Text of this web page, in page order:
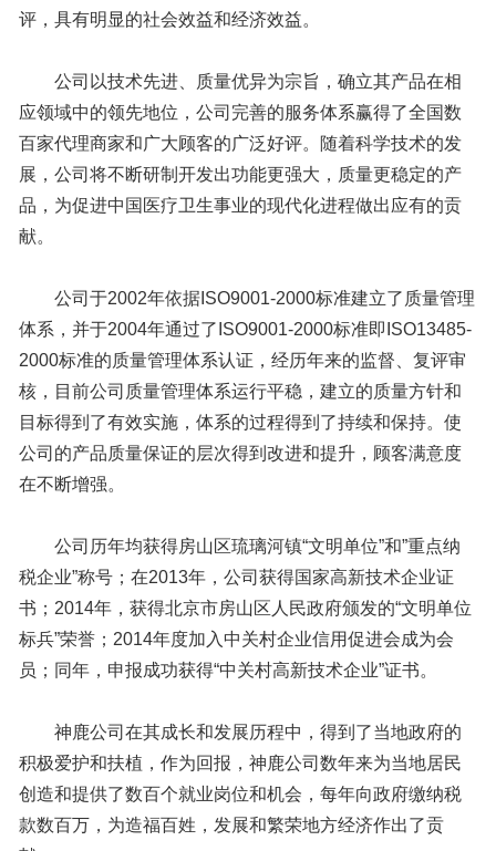
评，具有明显的社会效益和经济效益。
公司以技术先进、质量优异为宗旨，确立其产品在相
应领域中的领先地位，公司完善的服务体系赢得了全国数
百家代理商家和广大顾客的广泛好评。随着科学技术的发
展，公司将不断研制开发出功能更强大，质量更稳定的产
品，为促进中国医疗卫生事业的现代化进程做出应有的贡
献。
公司于2002年依据ISO9001-2000标准建立了质量管理
体系，并于2004年通过了ISO9001-2000标准即ISO13485-
2000标准的质量管理体系认证，经历年来的监督、复评审
核，目前公司质量管理体系运行平稳，建立的质量方针和
目标得到了有效实施，体系的过程得到了持续和保持。使
公司的产品质量保证的层次得到改进和提升，顾客满意度
在不断增强。
公司历年均获得房山区琉璃河镇“文明单位”和”重点纳
税企业”称号；在2013年，公司获得国家高新技术企业证
书；2014年，获得北京市房山区人民政府颁发的“文明单位
标兵”荣誉；2014年度加入中关村企业信用促进会成为会
员；同年，申报成功获得“中关村高新技术企业”证书。
神鹿公司在其成长和发展历程中，得到了当地政府的
积极爱护和扶植，作为回报，神鹿公司数年来为当地居民
创造和提供了数百个就业岗位和机会，每年向政府缴纳税
款数百万，为造福百姓，发展和繁荣地方经济作出了贡